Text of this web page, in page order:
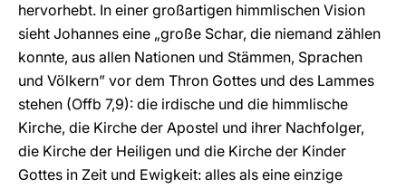
hervorhebt. In einer großartigen himmlischen Vision
sieht Johannes eine „große Schar, die niemand zählen
konnte, aus allen Nationen und Stämmen, Sprachen
und Völkern” vor dem Thron Gottes und des Lammes
stehen (Offb 7,9): die irdische und die himmlische
Kirche, die Kirche der Apostel und ihrer Nachfolger,
die Kirche der Heiligen und die Kirche der Kinder
Gottes in Zeit und Ewigkeit: alles als eine einzige